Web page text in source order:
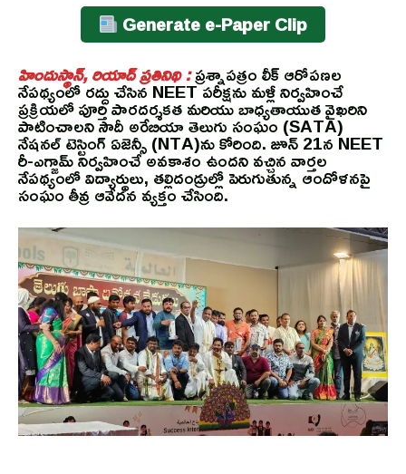
Generate e-Paper Clip
హిందుస్థాన్, రియాద్ ప్రతినిథి :ప్రశ్నాపత్రం లీక్ ఆరోపణల
నేపథ్యంలో రద్దు చేసిన NEET పరీక్షను మళ్లీ నిర్వహించే
ప్రక్రియలో పూర్తి పారదర్శకత మరియు బాధ్యతాయుత వైఖరిని
పాటించాలని సౌదీ అరేబియా తెలుగు సంఘం (SATA)
నేషనల్ టెస్టింగ్ ఏజెన్సీ (NTA)ను కోరింది. జూన్ 21న NEET
రీ-ఎగ్జామ్ నిర్వహించే అవకాశం ఉందని వచ్చిన వార్తల
నేపథ్యంలో విద్యార్థులు, తల్లిదండ్రుల్లో పెరుగుతున్న ఆందోళనపై
సంఘం తీవ్ర ఆవేదన వ్యక్తం చేసింది.